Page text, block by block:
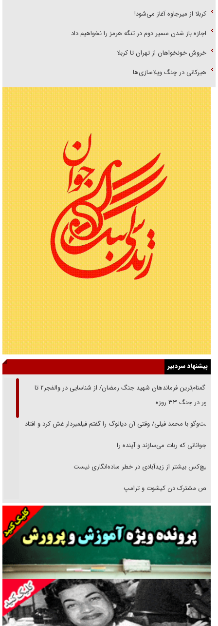
کربلا از میرجاوه آغاز می‌شود!
اجازه باز شدن مسیر دوم در تنگه هرمز را نخواهیم داد
خروش خونخواهان از تهران تا کربلا
هیرکانی در چنگ ویلاسازی‌ها
پیشنهاد سردبیر
از گمنام‌ترین فرماندهان شهید جنگ رمضان/ از شناسایی در والفجر۲ تا
حضور در جنگ ۳۳ روزه
گفت‌وگو با محمد فیلی/ وقتی آن دیالوگ را گفتم فیلمبردار غش کرد و افتاد
نوجوانانی که ربات می‌سازند و آینده را
هیچ‌کس بیشتر از زیدآبادی در خطر ساده‌انگاری نیست
رقص مشترک دن کیشوت و ترامپ
دنده دولت به واگذاری مسئله‌دار ایران‌خودرو/ خصوصی‌سازی یا انحصار؟
غریزه‌ی بقا و آقای باقی و رفقا
جراحی‌های زیبایی با مدرک فوق‌دیپلم! + گفت‌وگو با متهم
گفت‌وگو با همسر یکی از شهدای جنگ رمضان/ پیکر بی‌سر شهید را از
انگشت‌های پا شناسایی کردیم
نسلی که آنلاین الگو می‌گیرد